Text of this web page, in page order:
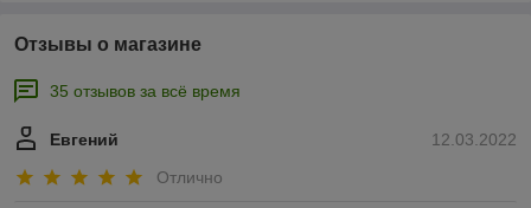
Отзывы о магазине
35 отзывов за всё время
12.03.2022
Евгений
Отлично